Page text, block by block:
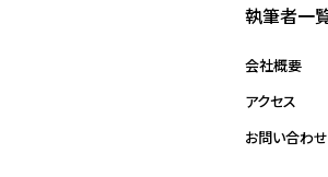
執筆者一
会社概要
アクセス
お問い合わせ